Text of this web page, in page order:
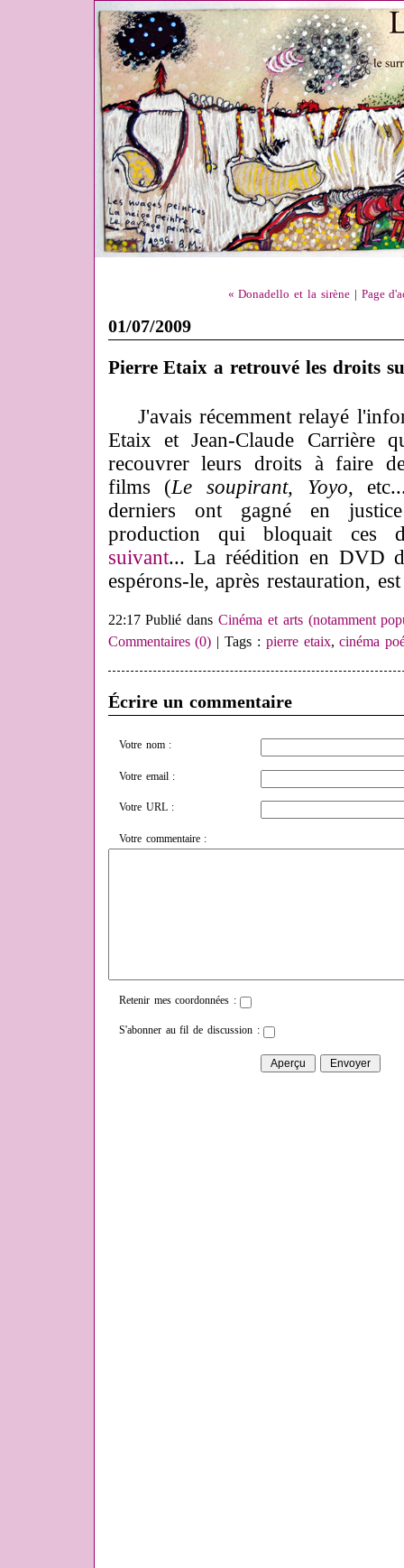
« Donadello et la sirène| Page
01/07/2009
Pierre Etaix a retrouvé les droits
J'avais récemment relayé
Etaix et Jean-Claude Carrière
recouvrer leurs droits à faire
films (Le soupirant, Yoyo,
derniers ont gagné en
production qui bloquait
suivant... La réédition en DVD
espérons-le, après restauration,
22:17 Publié dansCinéma et arts (notamment
Commentaires (0) | Tags : pierre etaix,cinéma
Écrire un commentaire
Votre nom :
Votre email :
Votre URL :
Votre commentaire :
Retenir mes coordonnées :
S'abonner au fil de discussion :